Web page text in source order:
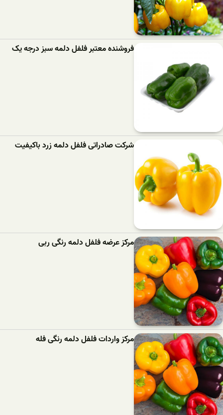
فروشنده معتبر فلفل دلمه سبز درجه یک
شرکت صادراتی فلفل دلمه زرد باکیفیت
مرکز عرضه فلفل دلمه رنگی ربی
مرکز واردات فلفل دلمه رنگی فله